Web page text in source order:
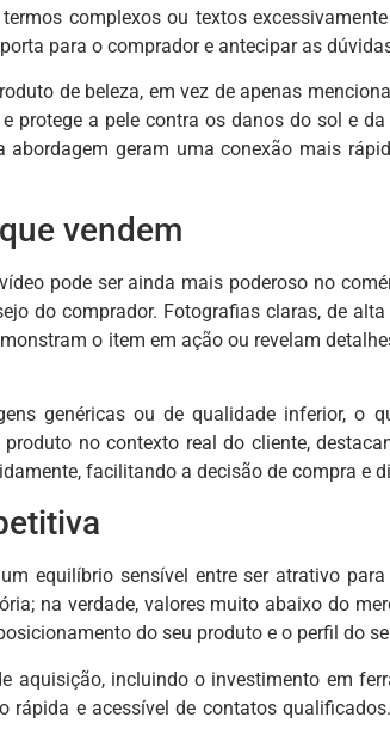
complexos ou textos
para o comprador e antecipar as
de beleza, em vez de apenas
protege a pele contra os danos do sol e
abordagem geram uma conexão mais
vendem
pode ser ainda mais poderoso no
do comprador. Fotografias claras, de
o item em ação ou revelam
genéricas ou de qualidade inferior, o
no contexto real do cliente,
facilitando a decisão de compra e
equilíbrio sensível entre ser atrativo
na verdade, valores muito abaixo do
do seu produto e o perfil do
aquisição, incluindo o investimento em
rápida e acessível de contatos